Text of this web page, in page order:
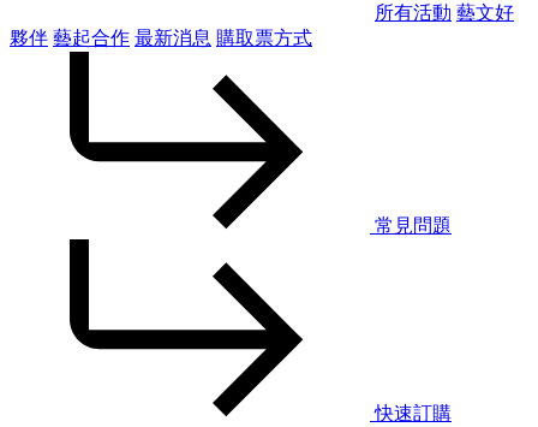
所有活動 藝文好
夥伴 藝起合作 最新消息 購取票方式
常見問題
快速訂購